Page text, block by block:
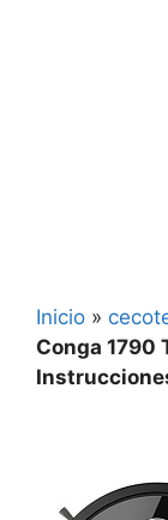
Inicio »
Conga 1790